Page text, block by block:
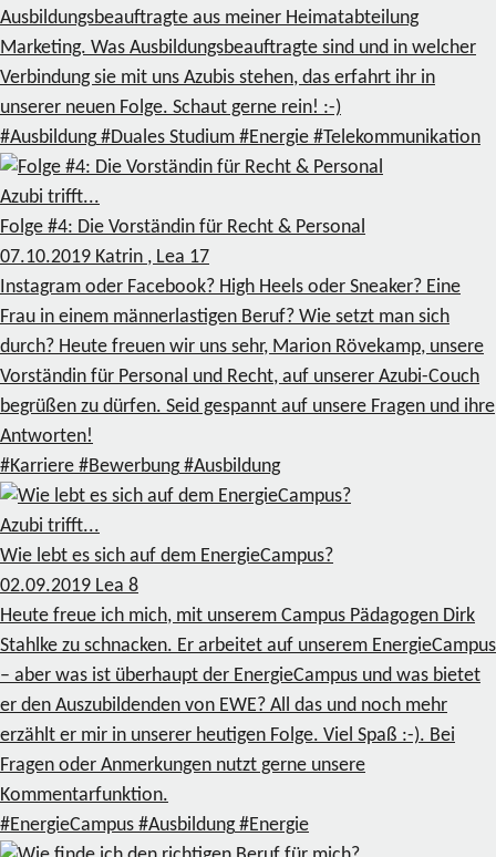
Ausbildungsbeauftragte aus meiner Heimatabteilung
Marketing. Was Ausbildungsbeauftragte sind und in welcher
Verbindung sie mit uns Azubis stehen, das erfahrt ihr in
unserer neuen Folge. Schaut gerne rein! :-)
#Ausbildung #Duales Studium #Energie #Telekommunikation
Azubi trifft...
Folge #4: Die Vorständin für Recht & Personal
07.10.2019 Katrin , Lea 17
Instagram oder Facebook? High Heels oder Sneaker? Eine
Frau in einem männerlastigen Beruf? Wie setzt man sich
durch? Heute freuen wir uns sehr, Marion Rövekamp, unsere
Vorständin für Personal und Recht, auf unserer Azubi-Couch
begrüßen zu dürfen. Seid gespannt auf unsere Fragen und ihre
Antworten!
#Karriere #Bewerbung #Ausbildung
Azubi trifft...
Wie lebt es sich auf dem EnergieCampus?
02.09.2019 Lea 8
Heute freue ich mich, mit unserem Campus Pädagogen Dirk
Stahlke zu schnacken. Er arbeitet auf unserem EnergieCampus
– aber was ist überhaupt der EnergieCampus und was bietet
er den Auszubildenden von EWE? All das und noch mehr
erzählt er mir in unserer heutigen Folge. Viel Spaß :-). Bei
Fragen oder Anmerkungen nutzt gerne unsere
Kommentarfunktion.
#EnergieCampus #Ausbildung #Energie